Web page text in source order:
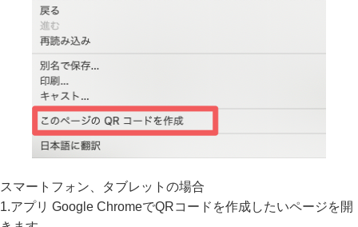
スマートフォン、タブレットの場合
1.アプリ Google ChromeでQRコードを作成したいページを開